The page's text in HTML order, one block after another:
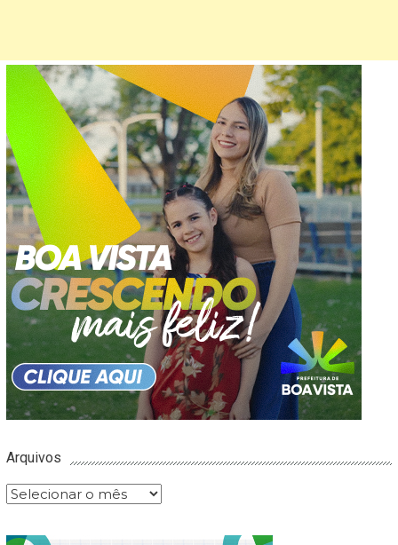
Arquivos
Arquivos